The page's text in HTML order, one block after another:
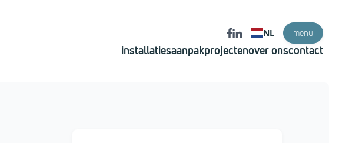
NL menu
installatiesaanpakprojectenover onscontact